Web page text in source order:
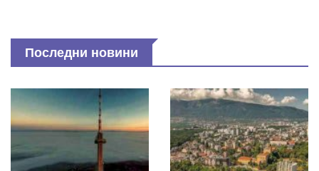
Последни новини